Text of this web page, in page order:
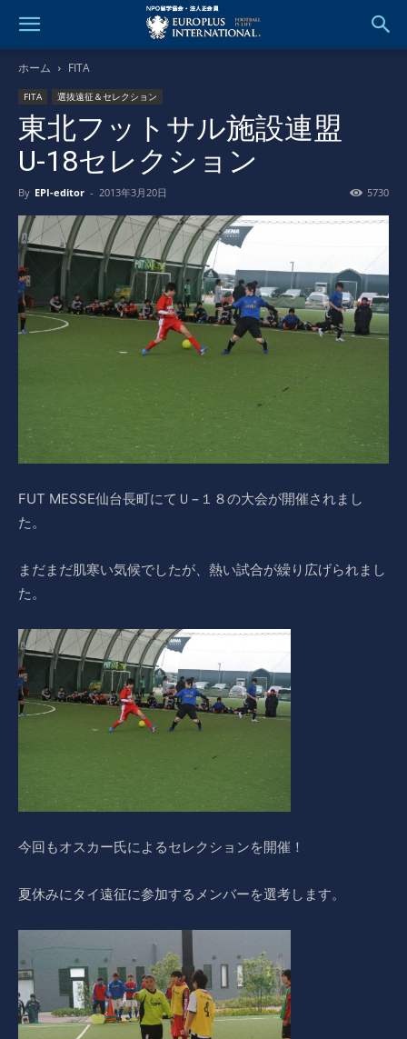
ホーム FITA
FITA 選抜遠征＆セレクション
東北フットサル施設連盟
U-18セレクション
By EPI-editor - 2013年3月20日 5730
FUT MESSE仙台長町にてＵ−１８の大会が開催されまし
た。
まだまだ肌寒い気候でしたが、熱い試合が繰り広げられまし
た。
今回もオスカー氏によるセレクションを開催！
夏休みにタイ遠征に参加するメンバーを選考します。